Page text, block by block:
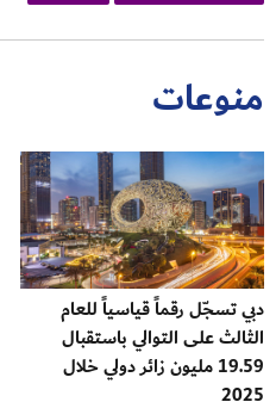
منوعات
دبي تسجّل رقماً قياسياً للعام
الثالث على التوالي باستقبال
19.59 مليون زائر دولي خلال